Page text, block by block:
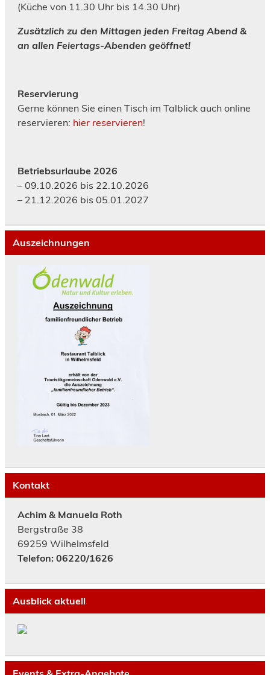
(Küche von 11.30 Uhr bis 14.30 Uhr)
Zusätzlich zu den Mittagen jeden Freitag Abend &
an allen Feiertags-Abenden geöffnet!
Reservierung
Gerne können Sie einen Tisch im Talblick auch online
reservieren: hier reservieren!
Betriebsurlaube 2026
– 09.10.2026 bis 22.10.2026
– 21.12.2026 bis 05.01.2027
Auszeichnungen
Kontakt
Achim & Manuela Roth
Bergstraße 38
69259 Wilhelmsfeld
Telefon: 06220/1626
Ausblick aktuell